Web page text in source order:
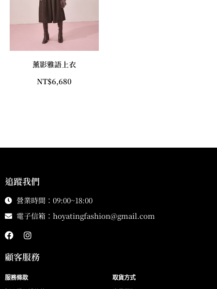
薰影雅語上衣
NT$6,680
追蹤我們
營業時間：09:00~18:00
電子信箱： hoyatingfashion@gmail.com
顧客服務
服務條款 取貨方式